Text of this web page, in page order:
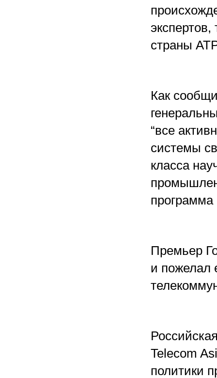
страны
Как
“все
системы
класса
программа
Премьер
и пожелал
Telecom
политики